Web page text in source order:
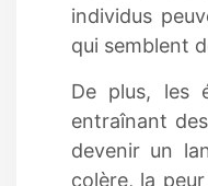
individus
qui semblent
De plus, les
entraînant
devenir un
colère, la